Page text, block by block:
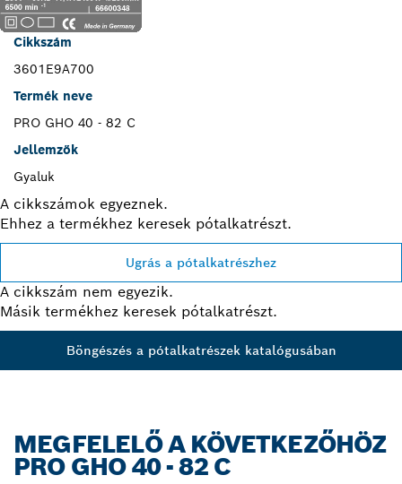
Cikkszám
3601E9A700
Termék neve
PRO GHO 40 - 82 C
Jellemzők
Gyaluk
A cikkszámok egyeznek.
Ehhez a termékhez keresek pótalkatrészt.
Ugrás a pótalkatrészhez
A cikkszám nem egyezik.
Másik termékhez keresek pótalkatrészt.
Böngészés a pótalkatrészek katalógusában
MEGFELELŐ A KÖVETKEZŐHÖZ
PRO GHO 40 - 82 C